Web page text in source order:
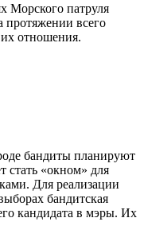
Морского патруля
протяжении всего
отношения.
бандиты планируют
стать «окном» для
Для реализации
бандитская
кандидата в мэры. Их